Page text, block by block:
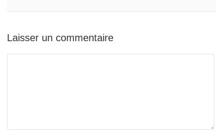
Laisser un commentaire